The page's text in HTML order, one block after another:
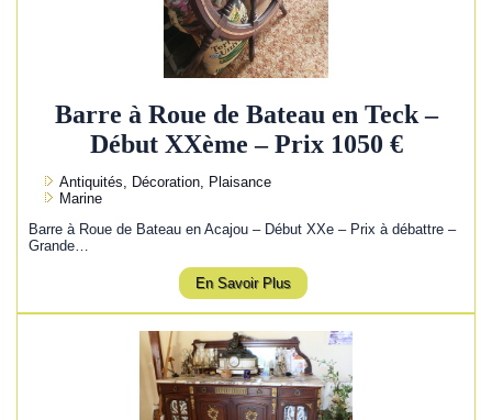
Barre à Roue de Bateau en Teck –
Début XXème – Prix 1050 €
Antiquités, Décoration, Plaisance
Marine
Barre à Roue de Bateau en Acajou – Début XXe – Prix à débattre –
Grande…
En Savoir Plus